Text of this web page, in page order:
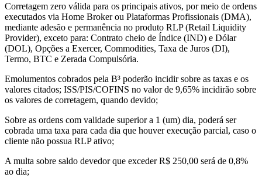
Corretagem zero válida para os principais ativos, por meio de ordens
executados via Home Broker ou Plataformas Profissionais (DMA),
mediante adesão e permanência no produto RLP (Retail Liquidity
Provider), exceto para: Contrato cheio de Índice (IND) e Dólar
(DOL), Opções a Exercer, Commodities, Taxa de Juros (DI),
Termo, BTC e Zerada Compulsória.
Emolumentos cobrados pela B³ poderão incidir sobre as taxas e os
valores citados; ISS/PIS/COFINS no valor de 9,65% incidirão sobre
os valores de corretagem, quando devido;
Sobre as ordens com validade superior a 1 (um) dia, poderá ser
cobrada uma taxa para cada dia que houver execução parcial, caso o
cliente não possua RLP ativo;
A multa sobre saldo devedor que exceder R$ 250,00 será de 0,8%
ao dia;